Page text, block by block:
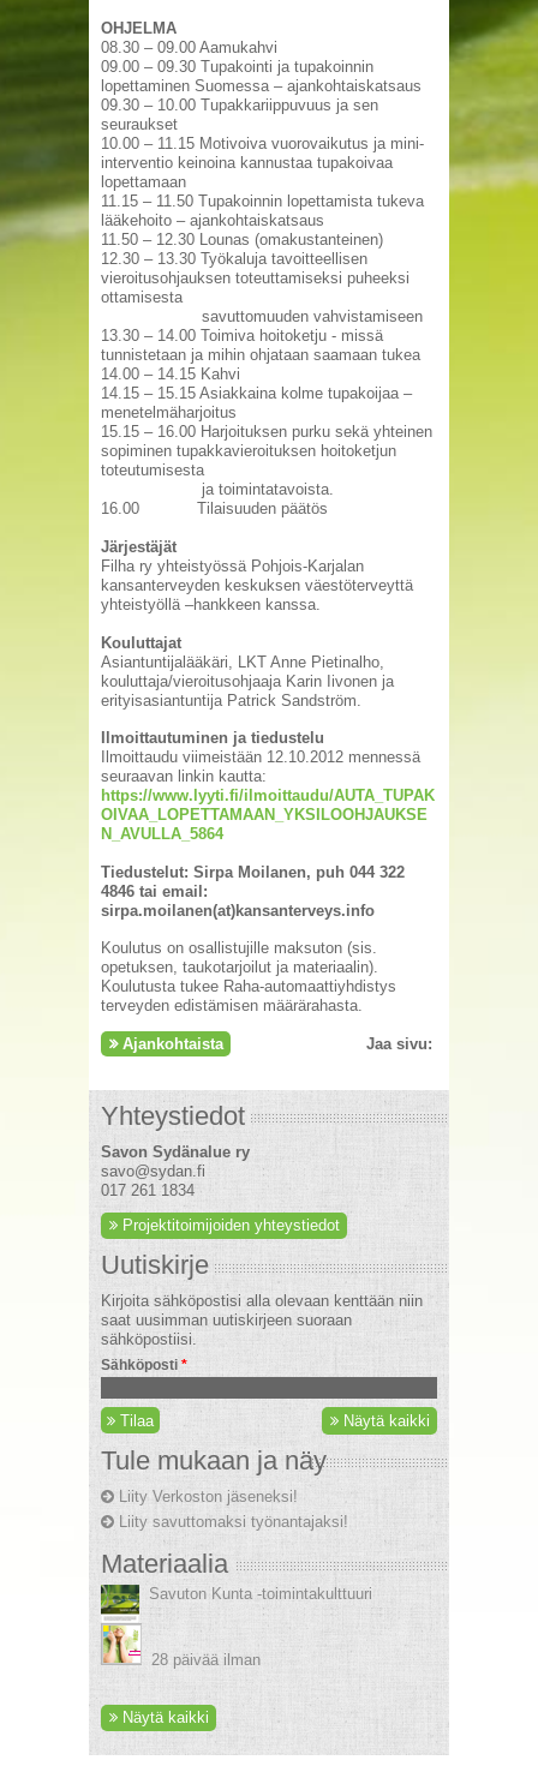
OHJELMA
08.30 – 09.00 Aamukahvi
09.00 – 09.30 Tupakointi ja tupakoinnin
lopettaminen Suomessa – ajankohtaiskatsaus
09.30 – 10.00 Tupakkariippuvuus ja sen
seuraukset
10.00 – 11.15 Motivoiva vuorovaikutus ja mini-
interventio keinoina kannustaa tupakoivaa
lopettamaan
11.15 – 11.50 Tupakoinnin lopettamista tukeva
lääkehoito – ajankohtaiskatsaus
11.50 – 12.30 Lounas (omakustanteinen)
12.30 – 13.30 Työkaluja tavoitteellisen
vieroitusohjauksen toteuttamiseksi puheeksi
ottamisesta
savuttomuuden vahvistamiseen
13.30 – 14.00 Toimiva hoitoketju - missä
tunnistetaan ja mihin ohjataan saamaan tukea
14.00 – 14.15 Kahvi
14.15 – 15.15 Asiakkaina kolme tupakoijaa –
menetelmäharjoitus
15.15 – 16.00 Harjoituksen purku sekä yhteinen
sopiminen tupakkavieroituksen hoitoketjun
toteutumisesta
ja toimintatavoista.
16.00 Tilaisuuden päätös
Järjestäjät
Filha ry yhteistyössä Pohjois-Karjalan
kansanterveyden keskuksen väestöterveyttä
yhteistyöllä –hankkeen kanssa.
Kouluttajat
Asiantuntijalääkäri, LKT Anne Pietinalho,
kouluttaja/vieroitusohjaaja Karin Iivonen ja
erityisasiantuntija Patrick Sandström.
Ilmoittautuminen ja tiedustelu
Ilmoittaudu viimeistään 12.10.2012 mennessä
seuraavan linkin kautta:
https://www.lyyti.fi/ilmoittaudu/AUTA_TUPAK
OIVAA_LOPETTAMAAN_YKSILOOHJAUKSE
N_AVULLA_5864
Tiedustelut: Sirpa Moilanen, puh 044 322
4846 tai email:
sirpa.moilanen(at)kansanterveys.info
Koulutus on osallistujille maksuton (sis.
opetuksen, taukotarjoilut ja materiaalin).
Koulutusta tukee Raha-automaattiyhdistys
terveyden edistämisen määrärahasta.
Jaa sivu:
Ajankohtaista
Yhteystiedot
Savon Sydänalue ry
savo@sydan.fi
017 261 1834
Projektitoimijoiden yhteystiedot
Uutiskirje
Kirjoita sähköpostisi alla olevaan kenttään niin
saat uusimman uutiskirjeen suoraan
sähköpostiisi.
Sähköposti *
Tilaa Näytä kaikki
Tule mukaan ja näy
Liity Verkoston jäseneksi!
Liity savuttomaksi työnantajaksi!
Materiaalia
Savuton Kunta -toimintakulttuuri
28 päivää ilman
Näytä kaikki